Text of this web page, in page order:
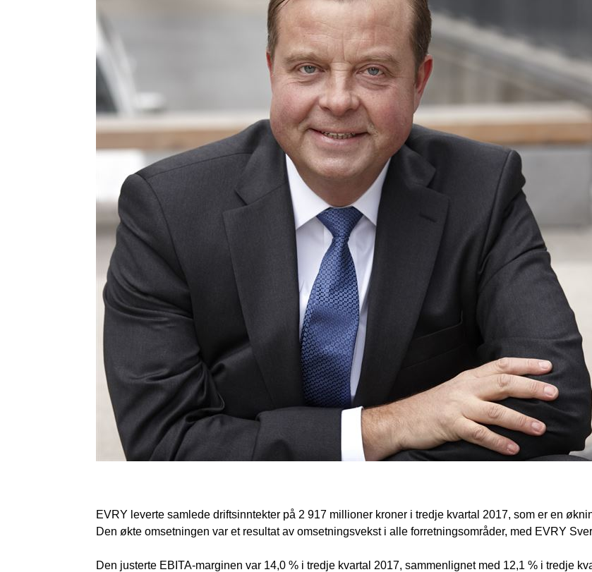
EVRY leverte samlede driftsinntekter på 2 917 millioner kroner i tredje kvartal 2017, som er en
Den økte omsetningen var et resultat av omsetningsvekst i alle forretningsområder, med EVRY
Den justerte EBITA-marginen var 14,0 % i tredje kvartal 2017, sammenlignet med 12,1 % i tredje